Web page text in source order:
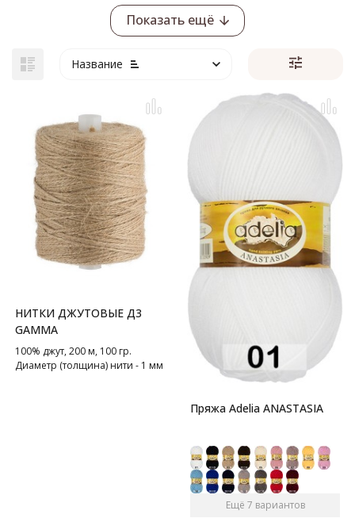
Показать ещё
Название
НИТКИ ДЖУТОВЫЕ Д3
GAMMA
100% джут, 200 м, 100 гр.
Диаметр (толщина) нити - 1 мм
Пряжа Adelia ANASTASIA
Ещё 7 вариантов